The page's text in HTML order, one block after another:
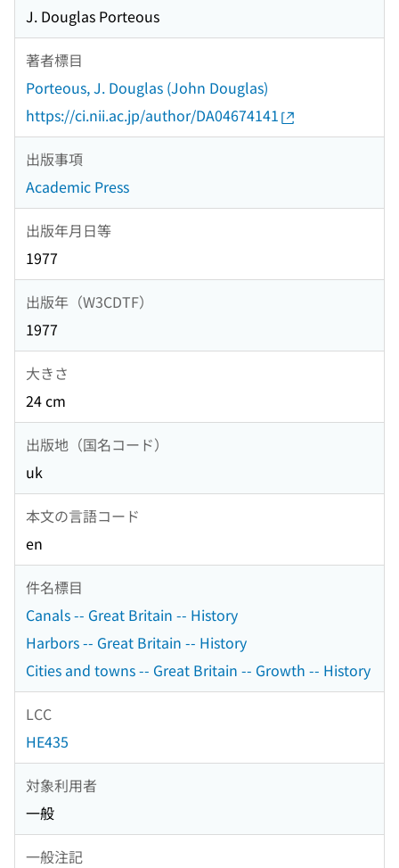
J. Douglas Porteous
著者標目
Porteous, J. Douglas (John Douglas)
https://ci.nii.ac.jp/author/DA04674141
出版事項
Academic Press
出版年月日等
1977
出版年（W3CDTF）
1977
大きさ
24 cm
出版地（国名コード）
uk
本文の言語コード
en
件名標目
Canals -- Great Britain -- History
Harbors -- Great Britain -- History
Cities and towns -- Great Britain -- Growth -- History
LCC
HE435
対象利用者
一般
一般注記